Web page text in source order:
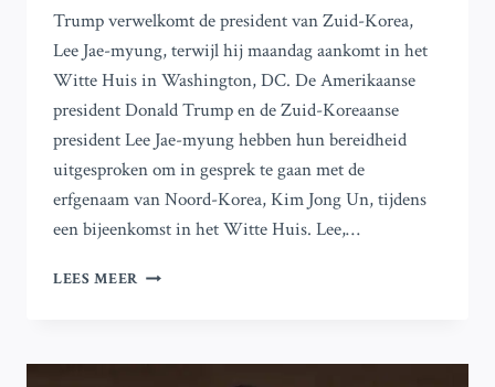
Trump verwelkomt de president van Zuid-Korea,
Lee Jae-myung, terwijl hij maandag aankomt in het
Witte Huis in Washington, DC. De Amerikaanse
president Donald Trump en de Zuid-Koreaanse
president Lee Jae-myung hebben hun bereidheid
uitgesproken om in gesprek te gaan met de
erfgenaam van Noord-Korea, Kim Jong Un, tijdens
een bijeenkomst in het Witte Huis. Lee,…
LEES MEER TRUMP
LEE: